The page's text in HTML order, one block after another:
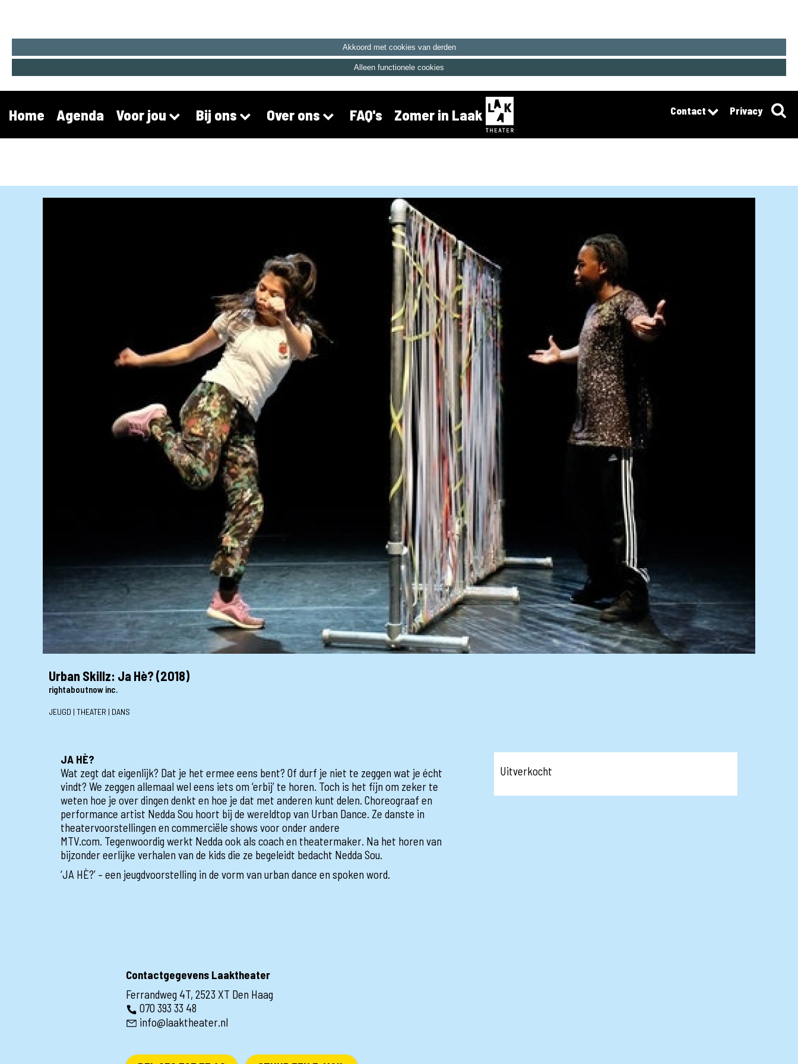
Akkoord met cookies van derden
Alleen functionele cookies
Home Agenda Voor jou Bij ons Over ons FAQ's Zomer in Laak Contact Privacy
Urban Skillz: Ja Hè? (2018)
rightaboutnow inc.
JEUGD | THEATER | DANS
JA HÈ?
Wat zegt dat eigenlijk? Dat je het ermee eens bent? Of durf je niet te zeggen wat je écht
vindt? We zeggen allemaal wel eens iets om ‘erbij’ te horen. Toch is het fijn om zeker te
weten hoe je over dingen denkt en hoe je dat met anderen kunt delen. Choreograaf en
performance artist Nedda Sou hoort bij de wereldtop van Urban Dance. Ze danste in
theatervoorstellingen en commerciële shows voor onder andere
MTV.com. Tegenwoordig werkt Nedda ook als coach en theatermaker. Na het horen van
bijzonder eerlijke verhalen van de kids die ze begeleidt bedacht Nedda Sou.
‘JA HÈ?’ – een jeugdvoorstelling in de vorm van urban dance en spoken word.
Uitverkocht
Contactgegevens Laaktheater
Ferrandweg 4T, 2523 XT Den Haag
070 393 33 48
info@laaktheater.nl